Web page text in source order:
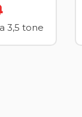
3,5 tone